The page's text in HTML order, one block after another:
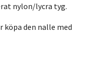
nylon/lycra tyg.
köpa den nalle med